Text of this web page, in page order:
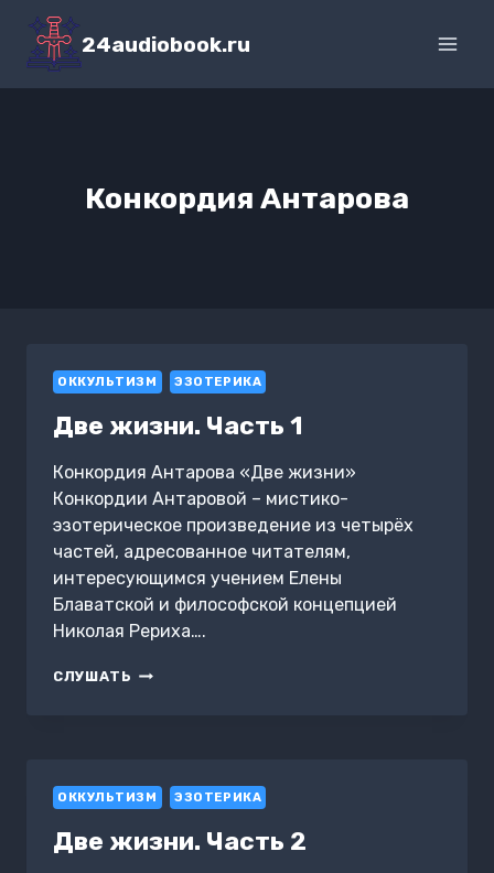
Перейти
содержимому
24audiobook.ru
Конкордия Антарова
ОККУЛЬТИЗМ ЭЗОТЕРИКА
Две жизни. Часть 1
Конкордия Антарова «Две жизни»
Конкордии Антаровой – мистико-
эзотерическое произведение из четырёх
частей, адресованное читателям,
интересующимся учением Елены
Блаватской и философской концепцией
Николая Рериха….
СЛУШАТЬ ДВЕ
ОККУЛЬТИЗМ ЭЗОТЕРИКА
Две жизни. Часть 2